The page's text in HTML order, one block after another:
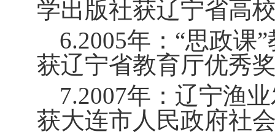
学出版社获辽宁省高
6.2005年：“思政课
获辽宁省教育厅优秀
7.2007年：辽宁渔
获大连市人民政府社